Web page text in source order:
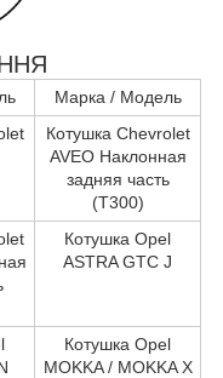
Марка / Модель
Котушка Chevrolet
AVEO Наклонная
задняя часть
(T300)
Котушка Opel
ASTRA GTC J
Котушка Opel
MOKKA / MOKKA X